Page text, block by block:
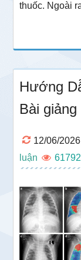
thuốc. Ngoài
Hướng
Bài
12/06/2026
luận
61792